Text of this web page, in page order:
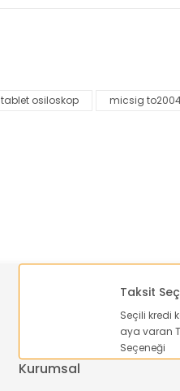
tablet osiloskop micsig
Taksit
Seçili kredi
aya varan
Seçeneği
Kurumsal